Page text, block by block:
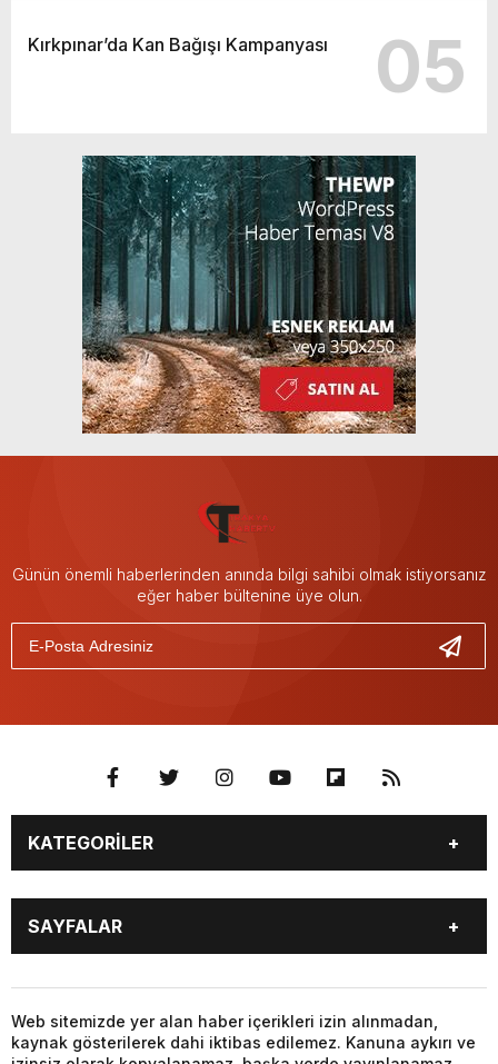
Kırkpınar’da Kan Bağışı Kampanyası 05
Günün önemli haberlerinden anında bilgi sahibi olmak istiyorsanız
eğer haber bültenine üye olun.
KATEGORİLER
GÜNDEM
SEKTÖR ÖZEL
DÜNYA
EKONOMİ
SPOR
SAYFALAR
DÜNYA
SİYASET
EKONOMİ
SPOR
Web sitemizde yer alan haber içerikleri izin alınmadan,
kaynak gösterilerek dahi iktibas edilemez. Kanuna aykırı ve